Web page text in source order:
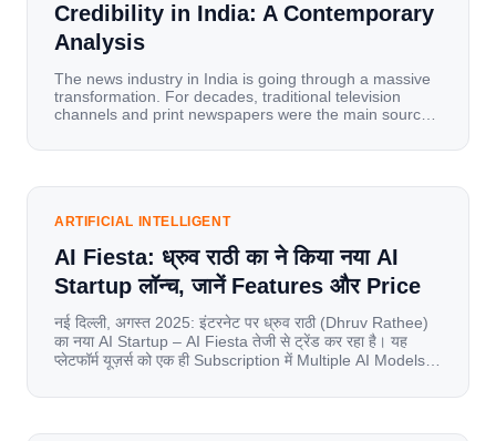
Credibility in India: A Contemporary
Analysis
The news industry in India is going through a massive
transformation. For decades, traditional television
channels and print newspapers were the main sources
mobile data, affordable smartphones, and high-speed
has become a mobile-first market where consumers
ARTIFICIAL INTELLIGENT
AI Fiesta: ध्रुव राठी का ने किया नया AI
Startup लॉन्च, जानें Features और Price
नई दिल्ली, अगस्त 2025: इंटरनेट पर ध्रुव राठी (Dhruv Rathee)
का नया AI Startup – AI Fiesta तेजी से ट्रेंड कर रहा है। यह
प्लेटफॉर्म यूज़र्स को एक ही Subscription में Multiple AI Models
यूज़र्स का जबरदस्त रिस्पॉन्स लॉन्च के तुरंत […]